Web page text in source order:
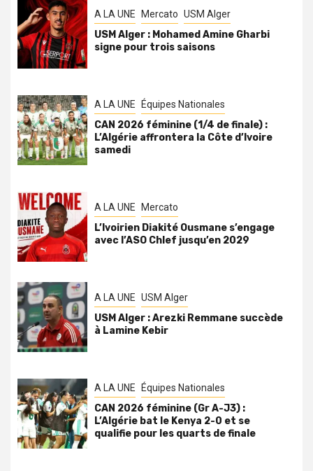
A LA UNE Mercato USM Alger
USM Alger : Mohamed Amine Gharbi
signe pour trois saisons
A LA UNE Équipes Nationales
CAN 2026 féminine (1/4 de finale) :
L’Algérie affrontera la Côte d’Ivoire
samedi
A LA UNE Mercato
L’Ivoirien Diakité Ousmane s’engage
avec l’ASO Chlef jusqu’en 2029
A LA UNE USM Alger
USM Alger : Arezki Remmane succède
à Lamine Kebir
A LA UNE Équipes Nationales
CAN 2026 féminine (Gr A-J3) :
L’Algérie bat le Kenya 2-0 et se
qualifie pour les quarts de finale